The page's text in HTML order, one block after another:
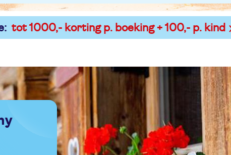
tot 1000,- korting p. boeking + 100,- p. kind